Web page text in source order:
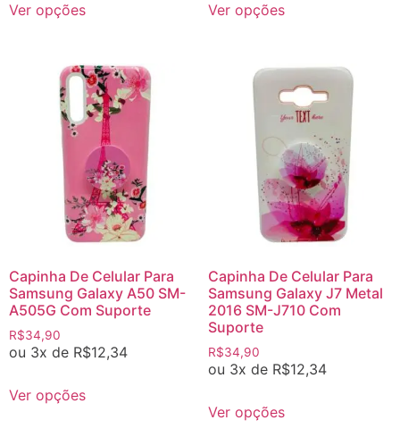
Ver opções Ver opções
Capinha De Celular Para
Samsung Galaxy A50 SM-
A505G Com Suporte
R$34,90
ou 3x de R$12,34
Ver opções
Capinha De Celular Para
Samsung Galaxy J7 Metal
2016 SM-J710 Com
Suporte
R$34,90
ou 3x de R$12,34
Ver opções